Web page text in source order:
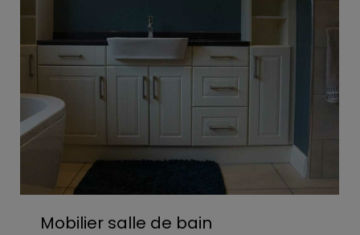
Mobilier salle de bain